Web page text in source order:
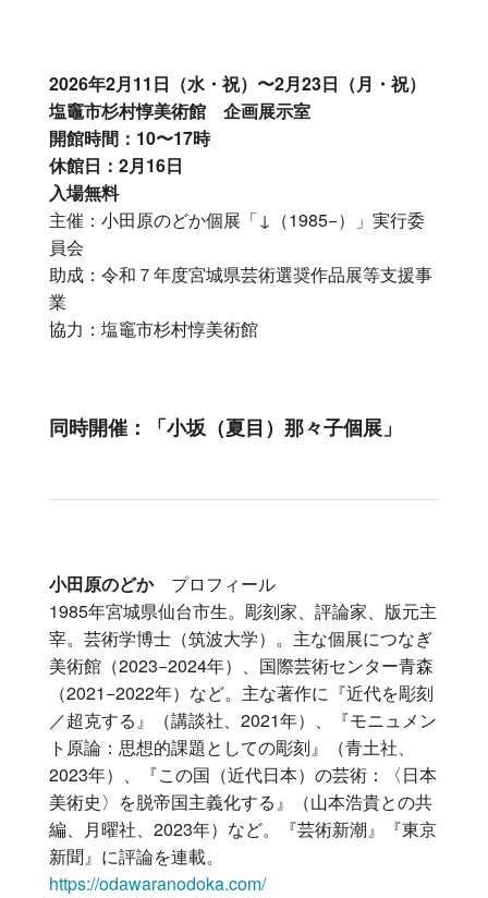
2026年2月11日（水・祝）〜2月23日（月・祝）
塩竈市杉村惇美術館 企画展示室
開館時間：10〜17時
休館日：2月16日
入場無料
主催：小田原のどか個展「↓（1985−）」実行委
員会
助成：令和７年度宮城県芸術選奨作品展等支援事
業
協力：塩竈市杉村惇美術館
同時開催：「小坂（夏目）那々子個展」
小田原のどか プロフィール
1985年宮城県仙台市生。彫刻家、評論家、版元主
宰。芸術学博士（筑波大学）。主な個展につなぎ
美術館（2023−2024年）、国際芸術センター青森
（2021−2022年）など。主な著作に『近代を彫刻
／超克する』（講談社、2021年）、『モニュメン
ト原論：思想的課題としての彫刻』（青土社、
2023年）、『この国（近代日本）の芸術：〈日本
美術史〉を脱帝国主義化する』（山本浩貴との共
編、月曜社、2023年）など。『芸術新潮』『東京
新聞』に評論を連載。
https://odawaranodoka.com/